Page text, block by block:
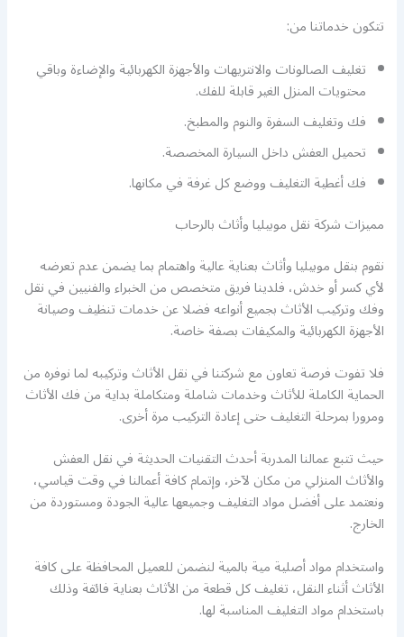
تتكون خدماتنا من:
تغليف الصالونات والانتريهات والأجهزة الكهربائية والإضاءة وباقي
محتويات المنزل الغير قابلة للفك.
فك وتغليف السفرة والنوم والمطبخ.
تحميل العفش داخل السيارة المخصصة.
فك أغطية التغليف ووضع كل غرفة في مكانها.
مميزات شركة نقل موبيليا وأثاث بالرحاب
نقوم بنقل موبيليا وأثاث بعناية عالية واهتمام بما يضمن عدم تعرضه
لأي كسر أو خدش، فلدينا فريق متخصص من الخبراء والفنيين في نقل
وفك وتركيب الأثاث بجميع أنواعه فضلا عن خدمات تنظيف وصيانة
الأجهزة الكهربائية والمكيفات بصفة خاصة.
فلا تفوت فرصة تعاون مع شركتنا في نقل الأثاث وتركيبه لما نوفره من
الحماية الكاملة للأثاث وخدمات شاملة ومتكاملة بداية من فك الأثاث
ومرورا بمرحلة التغليف حتى إعادة التركيب مرة أخرى.
حيث تتبع عمالنا المدربة أحدث التقنيات الحديثة في نقل العفش
والأثاث المنزلي من مكان لآخر، وإتمام كافة أعمالنا في وقت قياسي،
ونعتمد على أفضل مواد التغليف وجميعها عالية الجودة ومستوردة من
الخارج.
واستخدام مواد أصلية مية بالمية لنضمن للعميل المحافظة على كافة
الأثاث أثناء النقل، تغليف كل قطعة من الأثاث بعناية فائقة وذلك
باستخدام مواد التغليف المناسبة لها.